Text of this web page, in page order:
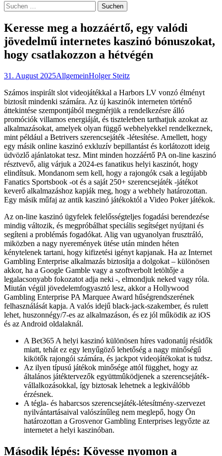
Suchen
nach:
Keresse meg a hozzáértő, egy valódi
jövedelmű internetes kaszinó bónuszokat,
hogy csatlakozzon a hétvégén
31. August 2025AllgemeinHolger Steitz
Számos inspirált slot videojátékkal a Harbors LV vonzó élményt
biztosít mindenki számára. Az új kaszinók interneten történő
áttekintése szempontjából megmérjük a rendelkezésre álló
promóciók villamos energiáját, és tiszteletben tarthatjuk azokat az
alkalmazásokat, amelyek olyan függő webhelyekkel rendelkeznek,
mint például a Betrivers szerencsejáték -létesítése. Amellett, hogy
egy másik online kaszinó exkluzív bepillantást és korlátozott ideig
üdvözlő ajánlatokat tesz. Mint minden hozzáértő PA on-line kaszinó
résztvevő, alig várjuk a 2024-es fanatikus helyi kaszinót, hogy
elindítsuk. Mondanom sem kell, hogy a rajongók csak a legújabb
Fanatics Sportsbook -ot és a saját 250+ szerencsejáték -játékot
keverő alkalmazáshoz kapják meg, hogy a webhely határozottan.
Egy másik műfaj az antik kaszinó játékoktól a Video Poker játékok.
Az on-line kaszinó ügyfelek felelősségteljes fogadási berendezése
mindig változik, és megpróbálhat speciális segítséget nyújtani és
segíteni a problémás fogadókat. Alig van ugyanolyan frusztráló,
miközben a nagy nyeremények ütése után minden héten
kénytelenek tartani, hogy kifizetési igényt kapjanak. Ha az Internet
Gambling Enterprise alkalmazás biztosítja a dolgokat – különösen
akkor, ha a Google Gamble vagy a szoftverbolt letöltője a
legalacsonyabb fokozatot adja neki -, elmondjuk neked vagy róla.
Miután végül jövedelemfogyasztó lesz, akkor a Hollywood
Gambling Enterprise PA Marquee Award hűségrendszerének
felhasználását kapja. A valós idejű black-jack-szakember, és rulett
lehet, huszonnégy/7-es az alkalmazáson, és ez jól működik az iOS
és az Android oldalaknál.
A Bet365 A helyi kaszinó különösen híres vadonatúj résidők
miatt, tehát ez egy lenyűgöző lehetőség a nagy minőségű
kikötők rajongói számára, és jackpot videojátékokat is tudsz.
Az ilyen típusú játékok minősége attól függhet, hogy az
általános játéktervezők együttmûködjenek a szerencsejáték-
vállalkozásokkal, így biztosak lehetnek a legkiválóbb
érzésnek.
A tégla- és habarcsos szerencsejáték-létesítmény-szervezet
nyilvántartásaival valószínűleg nem meglepő, hogy Ön
határozottan a Grosvenor Gambling Enterprises legyőzte az
internetet a helyi kaszinóban.
Második lépés: Kövesse nyomon a